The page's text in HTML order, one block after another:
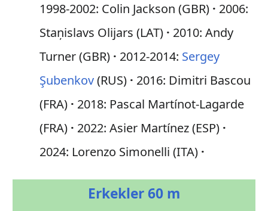
1998-2002: Colin Jackson (GBR)
2006:
Staņislavs Olijars (LAT)
2010: Andy
Turner (GBR)
2012-2014: Sergey
Şubenkov(RUS)
2016: Dimitri Bascou
(FRA)
2018: Pascal Martínot-Lagarde
(FRA)
2022: Asier Martínez (ESP)
2024: Lorenzo Simonelli (ITA)
Erkekler 60 m